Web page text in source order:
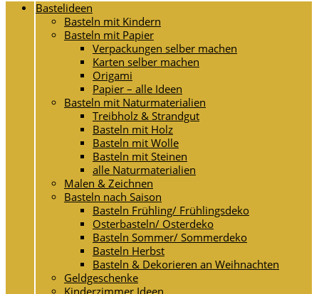
Bastelideen
Basteln mit Kindern
Basteln mit Papier
Verpackungen selber machen
Karten selber machen
Origami
Papier – alle Ideen
Basteln mit Naturmaterialien
Treibholz & Strandgut
Basteln mit Holz
Basteln mit Wolle
Basteln mit Steinen
alle Naturmaterialien
Malen & Zeichnen
Basteln nach Saison
Basteln Frühling/ Frühlingsdeko
Osterbasteln/ Osterdeko
Basteln Sommer/ Sommerdeko
Basteln Herbst
Basteln & Dekorieren an Weihnachten
Geldgeschenke
Kinderzimmer Ideen